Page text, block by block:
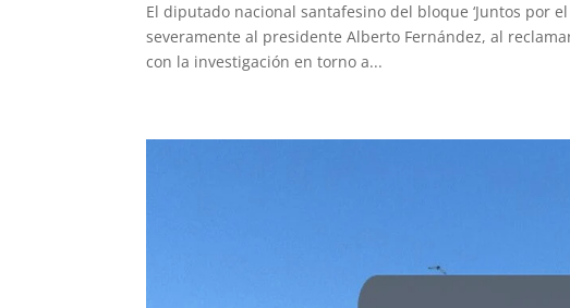
El diputado nacional santafesino del bloque ‘Juntos por
severamente al presidente Alberto Fernández, al
con la investigación en torno a...